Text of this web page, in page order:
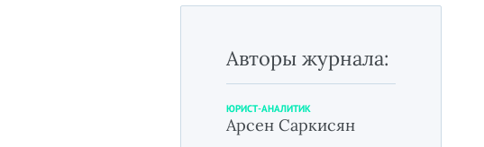
Авторы журнала:
ЮРИСТ-АНАЛИТИК
Арсен Саркисян